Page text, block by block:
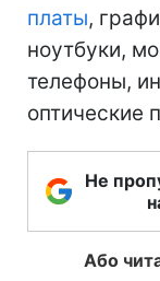
платы,
ноутбуки,
телефоны,
оптические
Не
Або